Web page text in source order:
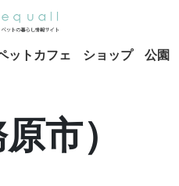
ットカフェ ショップ 公園
市）